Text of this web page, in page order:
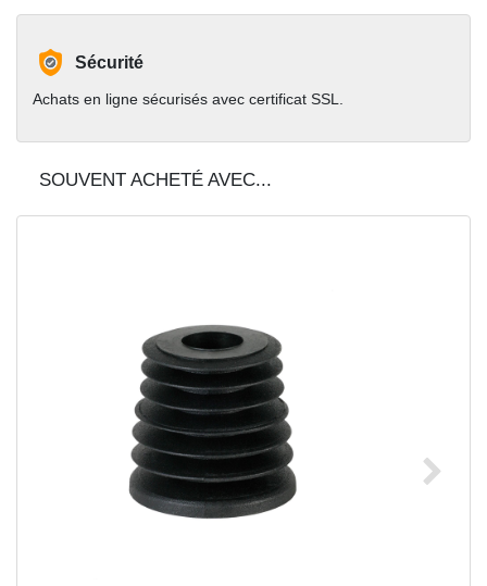
Sécurité
Achats en ligne sécurisés avec certificat SSL.
SOUVENT ACHETÉ AVEC...